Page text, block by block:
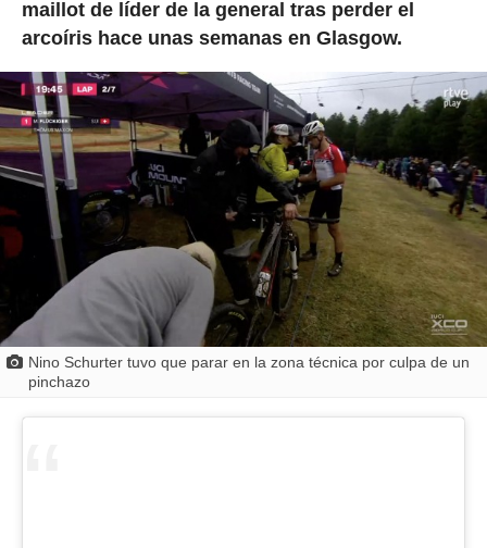
maillot de líder de la general tras perder el
arcoíris hace unas semanas en Glasgow.
Nino Schurter tuvo que parar en la zona técnica por culpa de un
pinchazo